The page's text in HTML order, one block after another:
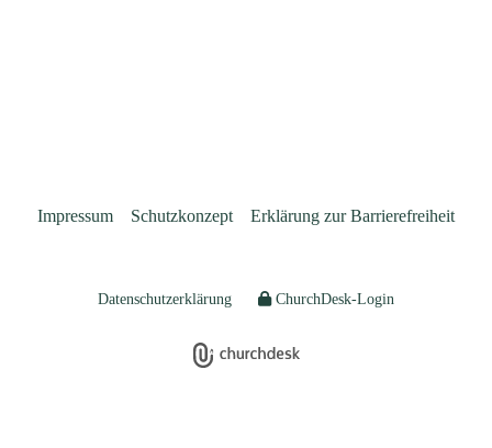
Impressum Schutzkonzept Erklärung zur Barrierefreiheit
Datenschutzerklärung ChurchDesk-Login